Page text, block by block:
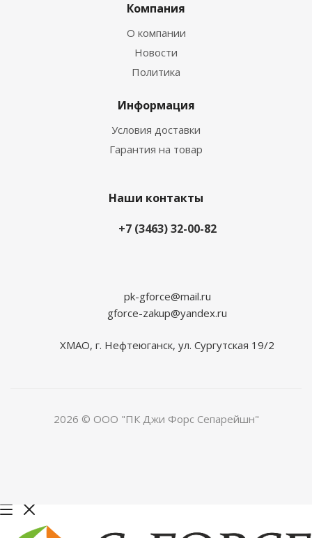
Компания
О компании
Новости
Политика
Информация
Условия доставки
Гарантия на товар
Наши контакты
+7 (3463) 32-00-82
pk-gforce@mail.ru
gforce-zakup@yandex.ru
ХМАО, г. Нефтеюганск, ул. Сургутская 19/2
2026 © ООО "ПК Джи Форс Сепарейшн"